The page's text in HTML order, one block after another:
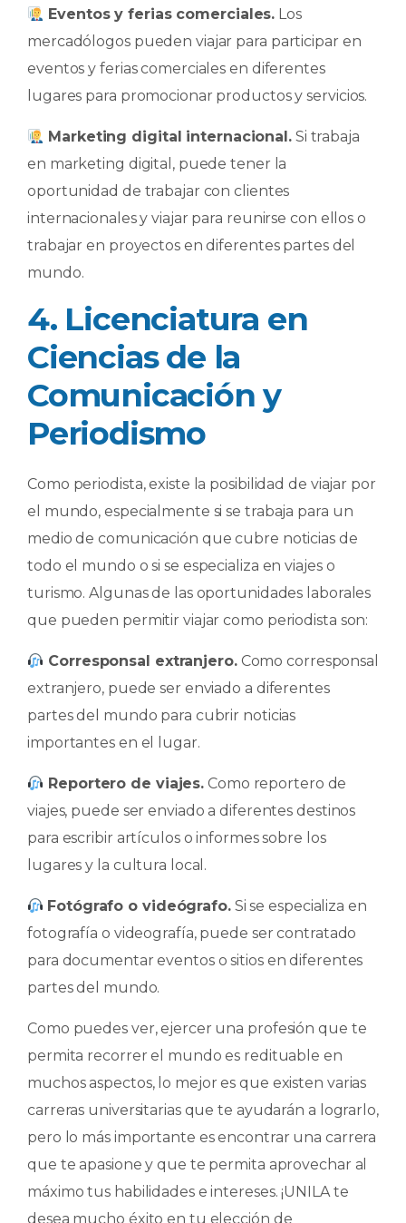
Eventos y ferias comerciales. Los
mercadólogos pueden viajar para participar en
eventos y ferias comerciales en diferentes
lugares para promocionar productos y servicios.
Marketing digital internacional.Si trabaja
en marketing digital, puede tener la
oportunidad de trabajar con clientes
internacionales y viajar para reunirse con ellos o
trabajar en proyectos en diferentes partes del
mundo.
4. Licenciatura en
Ciencias de la
Comunicación y
Periodismo
Como periodista, existe la posibilidad de viajar por
el mundo, especialmente si se trabaja para un
medio de comunicación que cubre noticias de
todo el mundo o si se especializa en viajes o
turismo. Algunas de las oportunidades laborales
que pueden permitir viajar como periodista son:
Corresponsal extranjero.Como corresponsal
extranjero, puede ser enviado a diferentes
partes del mundo para cubrir noticias
importantes en el lugar.
Reportero de viajes. Como reportero de
viajes, puede ser enviado a diferentes destinos
para escribir artículos o informes sobre los
lugares y la cultura local.
Fotógrafo o videógrafo.Si se especializa en
fotografía o videografía, puede ser contratado
para documentar eventos o sitios en diferentes
partes del mundo.
Como puedes ver, ejercer una profesión que te
permita recorrer el mundo es redituable en
muchos aspectos, lo mejor es que existen varias
carreras universitarias que te ayudarán a lograrlo,
pero lo más importante es encontrar una carrera
que te apasione y que te permita aprovechar al
máximo tus habilidades e intereses. ¡UNILA te
desea mucho éxito en tu elección de